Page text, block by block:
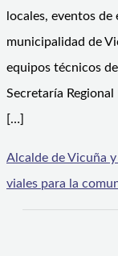
locales, eventos
municipalidad de
equipos técnicos
Secretaría
[…]
Alcalde de Vicuña
viales para la